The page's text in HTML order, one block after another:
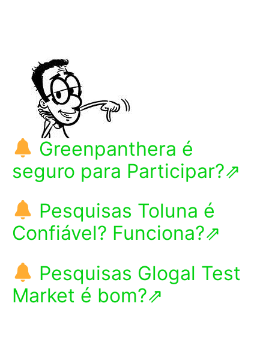
Greenpanthera é
seguro para Participar?⇗
Pesquisas Toluna é
Confiável? Funciona?⇗
Pesquisas Glogal Test
Market é bom?⇗